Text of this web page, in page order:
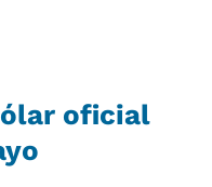
oficial